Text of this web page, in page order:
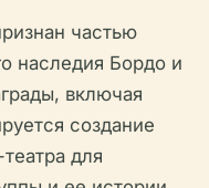
частью
наследия Бордо и
включая
создание
для